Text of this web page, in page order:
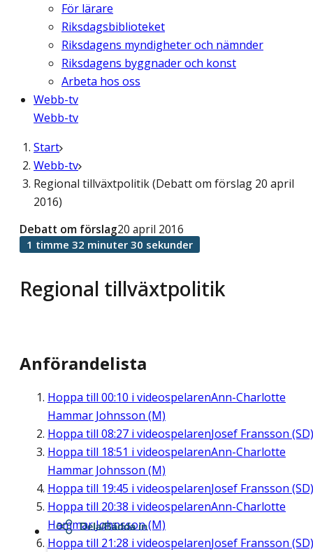
För lärare
Riksdagsbiblioteket
Riksdagens myndigheter och nämnder
Riksdagens byggnader och konst
Arbeta hos oss
Webb-tv
Webb-tv
Start
Webb-tv
Regional tillväxtpolitik (Debatt om förslag 20 april
2016)
Regional tillväxtpolitik
Debatt om förslag20 april 2016
1 timme 32 minuter 30 sekunder
Anförandelista
Hoppa till 00:10 i videospelarenAnn-Charlotte
Hammar Johnsson (M)
Hoppa till 08:27 i videospelarenJosef Fransson (SD)
Hoppa till 18:51 i videospelarenAnn-Charlotte
Hammar Johnsson (M)
Hoppa till 19:45 i videospelarenJosef Fransson (SD)
Hoppa till 20:38 i videospelarenAnn-Charlotte
Hammar Johnsson (M)
Hoppa till 21:28 i videospelarenJosef Fransson (SD)
Dela/Bädda in